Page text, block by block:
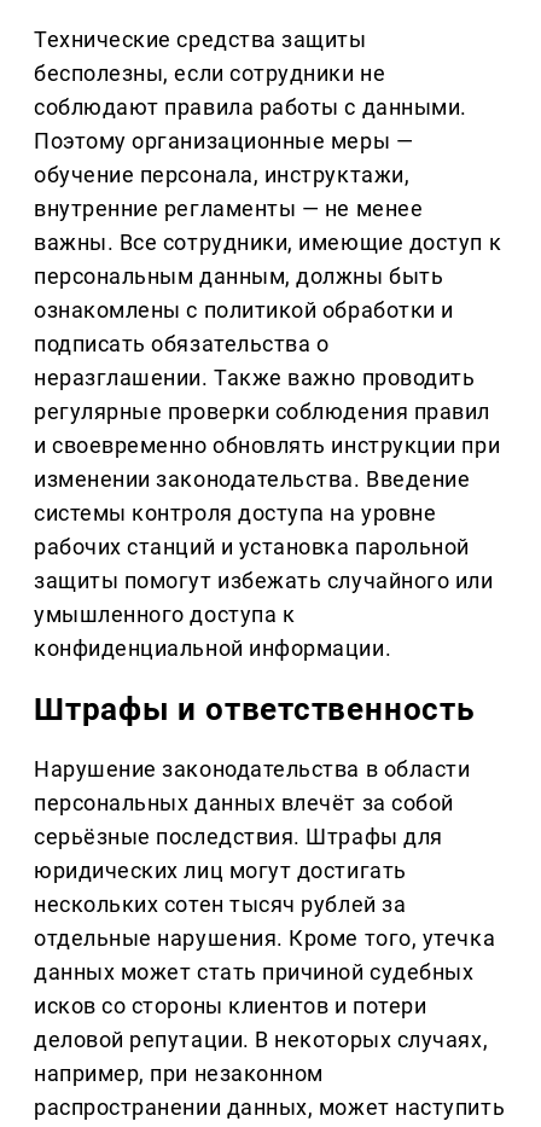
Технические средства защиты
бесполезны, если сотрудники не
соблюдают правила работы с данными.
Поэтому организационные меры —
обучение персонала, инструктажи,
внутренние регламенты — не менее
важны. Все сотрудники, имеющие доступ к
персональным данным, должны быть
ознакомлены с политикой обработки и
подписать обязательства о
неразглашении. Также важно проводить
регулярные проверки соблюдения правил
и своевременно обновлять инструкции при
изменении законодательства. Введение
системы контроля доступа на уровне
рабочих станций и установка парольной
защиты помогут избежать случайного или
умышленного доступа к
конфиденциальной информации.
Штрафы и ответственность
Нарушение законодательства в области
персональных данных влечёт за собой
серьёзные последствия. Штрафы для
юридических лиц могут достигать
нескольких сотен тысяч рублей за
отдельные нарушения. Кроме того, утечка
данных может стать причиной судебных
исков со стороны клиентов и потери
деловой репутации. В некоторых случаях,
например, при незаконном
распространении данных, может наступить